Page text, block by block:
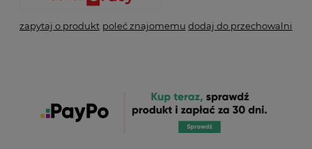
zapytaj o produkt poleć znajomemu dodaj do przechowalni